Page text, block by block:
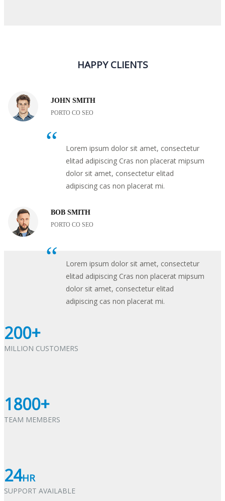
HAPPY CLIENTS
JOHN SMITH
PORTO CO SEO
Lorem ipsum dolor sit amet, consectetur
elitad adipiscing Cras non placerat mipsum
dolor sit amet, consectetur elitad
adipiscing cas non placerat mi.
BOB SMITH
PORTO CO SEO
Lorem ipsum dolor sit amet, consectetur
elitad adipiscing Cras non placerat mipsum
dolor sit amet, consectetur elitad
adipiscing cas non placerat mi.
200+
MILLION CUSTOMERS
1800+
TEAM MEMBERS
24HR
SUPPORT AVAILABLE